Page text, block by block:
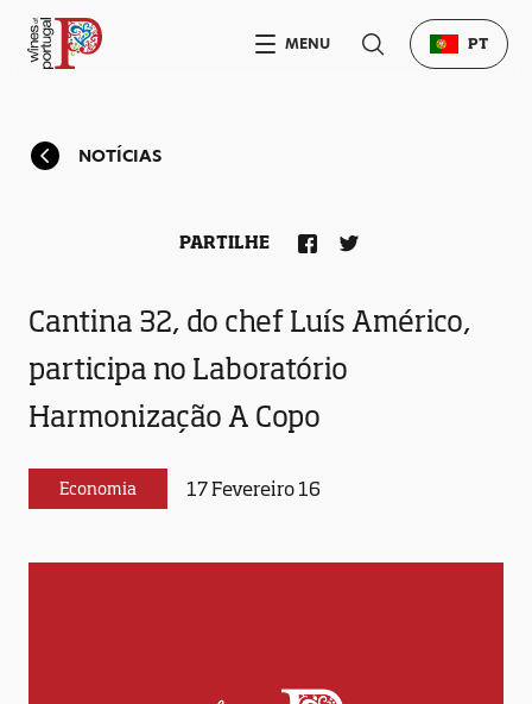
NOTÍCIAS
Cantina 32, do chef Luís Américo,
participa no Laboratório
Harmonização A Copo
Economia 17 Fevereiro 16
PARTILHE
MENU PT